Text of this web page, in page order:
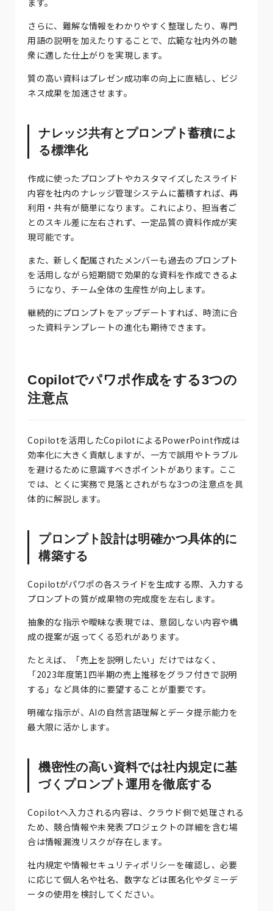
さらに、難解な情報をわかりやすく整理したり、専門
用語の説明を加えたりすることで、広範な社内外の聴
衆に適した仕上がりを実現します。
質の高い資料はプレゼン成功率の向上に直結し、ビジ
ネス成果を加速させます。
ナレッジ共有とプロンプト蓄積によ
る標準化
作成に使ったプロンプトやカスタマイズしたスライド
内容を社内のナレッジ管理システムに蓄積すれば、再
利用・共有が簡単になります。これにより、担当者ご
とのスキル差に左右されず、一定品質の資料作成が実
現可能です。
また、新しく配属されたメンバーも過去のプロンプト
を活用しながら短期間で効果的な資料を作成できるよ
うになり、チーム全体の生産性が向上します。
継続的にプロンプトをアップデートすれば、時流に合
った資料テンプレートの進化も期待できます。
Copilotでパワポ作成をする3つの
注意点
Copilotを活用したCopilotによるPowerPoint作成は
効率化に大きく貢献しますが、一方で誤用やトラブル
を避けるために意識すべきポイントがあります。ここ
では、とくに実務で見落とされがちな3つの注意点を具
体的に解説します。
プロンプト設計は明確かつ具体的に
構築する
Copilotがパワポの各スライドを生成する際、入力する
プロンプトの質が成果物の完成度を左右します。
抽象的な指示や曖昧な表現では、意図しない内容や構
成の提案が返ってくる恐れがあります。
たとえば、「売上を説明したい」だけではなく、
「2023年度第1四半期の売上推移をグラフ付きで説明
する」など具体的に要望することが重要です。
明確な指示が、AIの自然言語理解とデータ提示能力を
最大限に活かします。
機密性の高い資料では社内規定に基
づくプロンプト運用を徹底する
Copilotへ入力される内容は、クラウド側で処理される
ため、競合情報や未発表プロジェクトの詳細を含む場
合は情報漏洩リスクが存在します。
社内規定や情報セキュリティポリシーを確認し、必要
に応じて個人名や社名、数字などは匿名化やダミーデ
ータの使用を検討してください。